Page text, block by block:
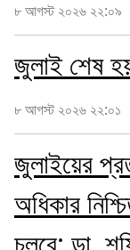
৮ আগস্ট ২০২৬ ২২:০৯
জুলাই শেষ
৮ আগস্ট ২০২৬ ২২:০১
জুলাইয়ের
অধিকার